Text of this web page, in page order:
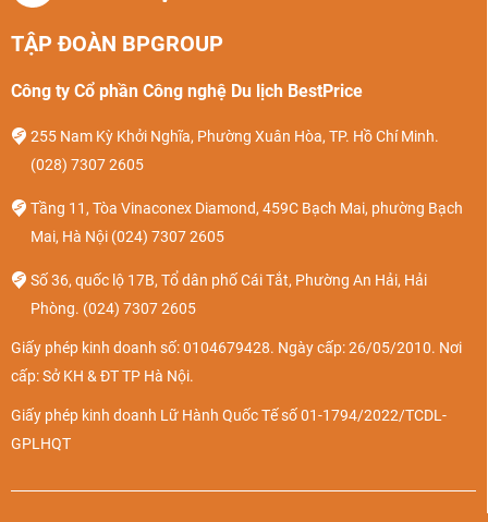
TẬP ĐOÀN BPGROUP
Công ty Cổ phần Công nghệ Du lịch BestPrice
255 Nam Kỳ Khởi Nghĩa, Phường Xuân Hòa, TP. Hồ Chí Minh.
(028) 7307 2605
Tầng 11, Tòa Vinaconex Diamond, 459C Bạch Mai, phường Bạch
Mai, Hà Nội (024) 7307 2605
Số 36, quốc lộ 17B, Tổ dân phố Cái Tắt, Phường An Hải, Hải
Phòng. (024) 7307 2605
Giấy phép kinh doanh số: 0104679428. Ngày cấp: 26/05/2010. Nơi
cấp: Sở KH & ĐT TP Hà Nội.
Giấy phép kinh doanh Lữ Hành Quốc Tế số 01-1794/2022/TCDL-
GPLHQT